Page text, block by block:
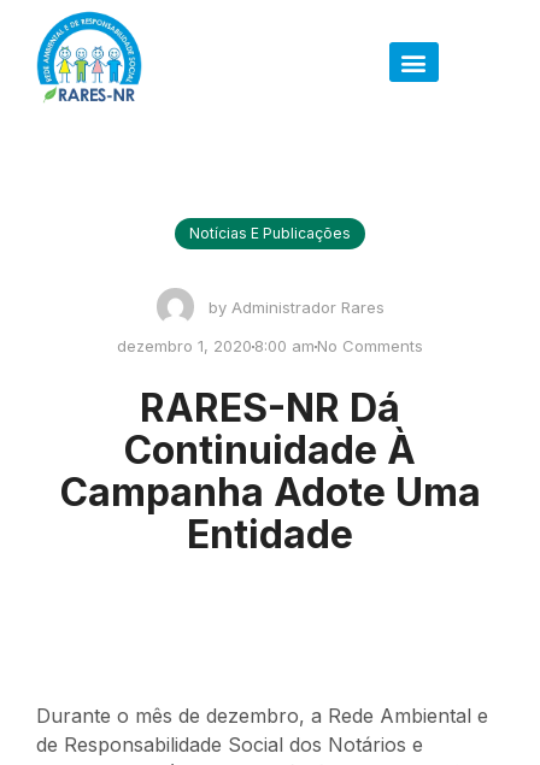
Notícias E Publicações
byAdministrador Rares
dezembro 1, 2020 8:00 am No Comments
RARES-NR Dá
Continuidade À
Campanha Adote Uma
Entidade
Durante o mês de dezembro, a Rede Ambiental e
de Responsabilidade Social dos Notários e